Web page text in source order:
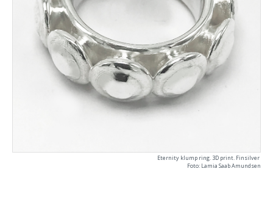
Eternity klump ring. 3D print. Finsilver
Foto: Lamia Saab Amundsen